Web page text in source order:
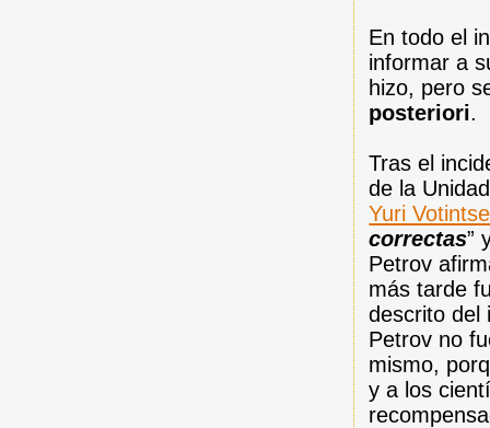
En todo el
informar a
hizo, pero
posteriori.
Tras el
de la
Yuri
correctas”
Petrov
más tarde
descrito del
Petrov no
mismo,
y a los